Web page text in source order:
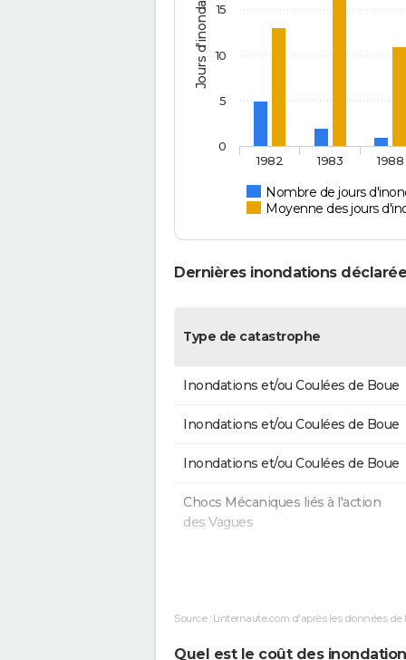
Jours d'inondation
Nombre de jours
Moyenne des jours
1982 1983 1988
0
5
10
15
Dernières inondations
Type de catastrophe
Inondations et/ou Coulées de Boue
Inondations et/ou Coulées de Boue
Inondations et/ou Coulées de Boue
Chocs Mécaniques liés à l'action
des Vagues
Inondations et/ou Coulées de Boue
Source : Linternaute.com d'après les données de
Quel est le coût des